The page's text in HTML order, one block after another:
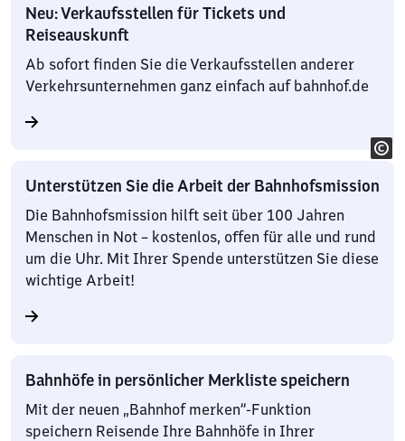
Neu: Verkaufsstellen für Tickets und
Reiseauskunft
Ab sofort finden Sie die Verkaufsstellen anderer
Verkehrsunternehmen ganz einfach auf bahnhof.de
Unterstützen Sie die Arbeit der Bahnhofsmission
Die Bahnhofsmission hilft seit über 100 Jahren
Menschen in Not – kostenlos, offen für alle und rund
um die Uhr. Mit Ihrer Spende unterstützen Sie diese
wichtige Arbeit!
Bahnhöfe in persönlicher Merkliste speichern
Mit der neuen „Bahnhof merken“-Funktion
speichern Reisende Ihre Bahnhöfe in Ihrer